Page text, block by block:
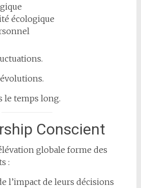
écologique
évolutions.
le temps long.
Conscient
globale forme des
:
l’impact de leurs décisions